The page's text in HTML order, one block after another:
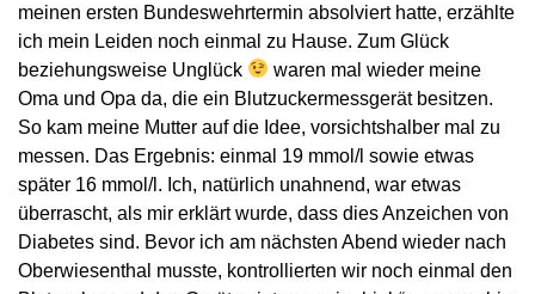
meinen ersten Bundeswehrtermin absolviert hatte, erzählte
ich mein Leiden noch einmal zu Hause. Zum Glück
beziehungsweise Unglück
waren mal wieder meine
Oma und Opa da, die ein Blutzuckermessgerät besitzen.
So kam meine Mutter auf die Idee, vorsichtshalber mal zu
messen. Das Ergebnis: einmal 19 mmol/l sowie etwas
später 16 mmol/l. Ich, natürlich unahnend, war etwas
überrascht, als mir erklärt wurde, dass dies Anzeichen von
Diabetes sind. Bevor ich am nächsten Abend wieder nach
Oberwiesenthal musste, kontrollierten wir noch einmal den